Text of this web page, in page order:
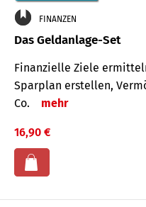
FINANZEN
Das Geldanlage-Set
Finanzielle Ziele
Sparplan erstellen,
Co.
mehr
16,90 €